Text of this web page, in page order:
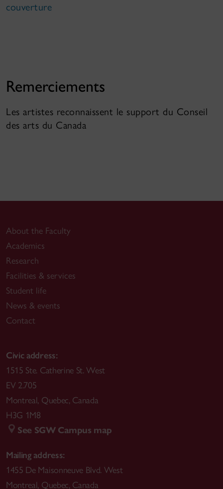
couverture
Remerciements
Les artistes reconnaissent le support du Conseil
des arts du Canada
About the Faculty
Academics
Research
Facilities & services
Student life
News & events
Contact
Civic address:
1515 Ste. Catherine St. West
EV 2.705
Montreal, Quebec, Canada
H3G 1M8
See SGW Campus map
Mailing address:
1455 De Maisonneuve Blvd. West
Montreal, Quebec, Canada